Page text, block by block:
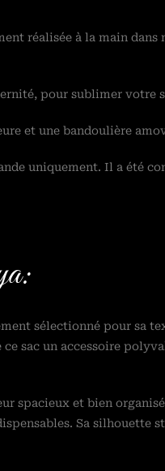
réalisée à la main
pour sublimer votre
et une bandoulière
uniquement. Il a été
sélectionné pour sa
sac un accessoire
spacieux et bien
Sa silhouette